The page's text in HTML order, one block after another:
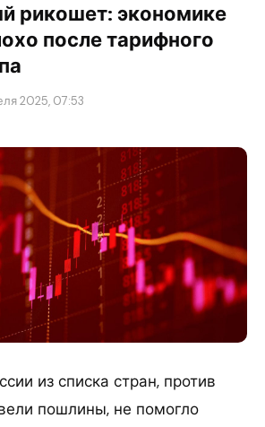
рикошет: экономике
после тарифного
2025, 07:53
из списка стран, против
пошлины, не помогло